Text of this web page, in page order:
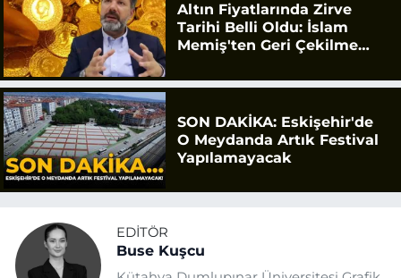
Altın Fiyatlarında Zirve
Tarihi Belli Oldu: İslam
Memiş'ten Geri Çekilme
SON DAKİKA: Eskişehir'de
O Meydanda Artık Festival
Yapılamayacak
EDITÖR
Buse Kuşcu